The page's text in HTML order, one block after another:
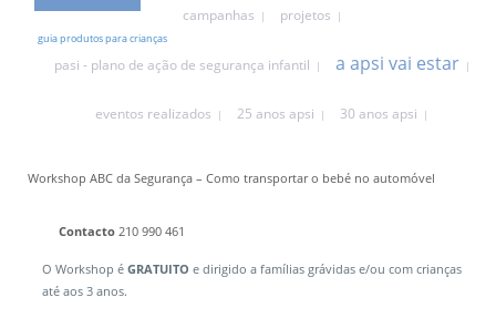
guia produtos para crianças
campanhas projetos
pasi - plano de ação de segurança infantil a apsi vai estar
eventos realizados 25 anos apsi 30 anos apsi
Workshop ABC da Segurança – Como transportar o bebé no automóvel
Contacto 210 990 461
O Workshop é GRATUITO e dirigido a famílias grávidas e/ou com crianças
até aos 3 anos.